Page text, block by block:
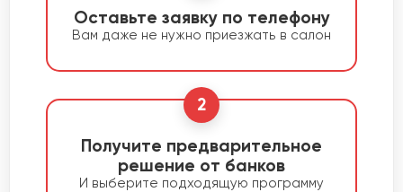
Оставьте заявку по телефону
Вам даже не нужно приезжать в салон
2
Получите предварительное
решение от банков
И выберите подходящую программу